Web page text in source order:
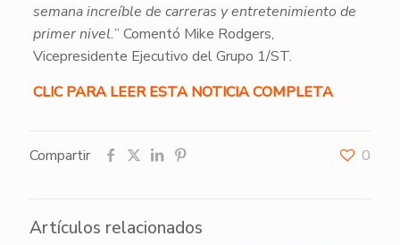
semana increíble de carreras y entretenimiento de
primer nivel.” Comentó Mike Rodgers,
Vicepresidente Ejecutivo del Grupo 1/ST.
CLIC PARA LEER ESTA NOTICIA COMPLETA
Compartir 0
Artículos relacionados